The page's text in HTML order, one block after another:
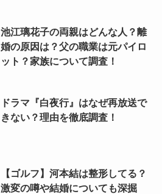
池江璃花子の両親はどんな人？離
婚の原因は？父の職業は元パイロ
ット？家族について調査！
ドラマ『白夜行』はなぜ再放送で
きない？理由を徹底調査！
【ゴルフ】河本結は整形してる？
激変の噂や結婚についても深掘